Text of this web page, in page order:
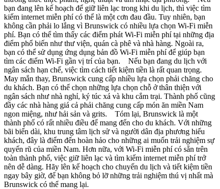
bạn đang lên kế hoạch để giữ liên lạc trong khi du lịch, thì việc tìm
kiếm internet miễn phí có thể là một cơn đau đầu. Tuy nhiên, bạn
không cần phải lo lắng vì Brunswick có nhiều lựa chọn Wi-Fi miễn
phí. Bạn có thể tìm thấy các điểm phát Wi-Fi miễn phí tại những địa
điểm phổ biến như thư viện, quán cà phê và nhà hàng. Ngoài ra,
bạn có thể sử dụng ứng dụng bản đồ Wi-Fi miễn phí để giúp bạn
tìm các điểm Wi-Fi gần vị trí của bạn. Nếu bạn đang du lịch với
ngân sách hạn chế, việc tìm cách tiết kiệm tiền là rất quan trọng.
May mắn thay, Brunswick cung cấp nhiều lựa chọn phải chăng cho
du khách. Bạn có thể chọn những lựa chọn chỗ ở thân thiện với
ngân sách như nhà nghỉ, ký túc xá và khu cắm trại. Thành phố cũng
đầy các nhà hàng giá cả phải chăng cung cấp món ăn miền Nam
ngon miệng, như hải sản và grits. Tóm lại, Brunswick là một
thành phố có rất nhiều điều để mang đến cho du khách. Với những
bãi biển dài, khu trung tâm lịch sử và người dân địa phương hiếu
khách, đây là điểm đến hoàn hảo cho những ai muốn trải nghiệm sự
quyến rũ của miền Nam. Hơn nữa, với Wi-Fi miễn phí có sẵn trên
toàn thành phố, việc giữ liên lạc và tìm kiếm internet miễn phí trở
nên dễ dàng. Hãy lên kế hoạch cho chuyến du lịch và tiết kiệm tiền
ngay bây giờ, để bạn không bỏ lỡ những trải nghiệm thú vị nhất mà
Brunswick có thể mang lại.